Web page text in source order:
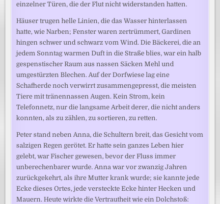
einzelner Türen, die der Flut nicht widerstanden hatten.
Häuser trugen helle Linien, die das Wasser hinterlassen
hatte, wie Narben; Fenster waren zertrümmert, Gardinen
hingen schwer und schwarz vom Wind. Die Bäckerei, die an
jedem Sonntag warmen Duft in die Straße blies, war ein halb
gespenstischer Raum aus nassen Säcken Mehl und
umgestürzten Blechen. Auf der Dorfwiese lag eine
Schafherde noch verwirrt zusammengepresst, die meisten
Tiere mit tränennassen Augen. Kein Strom, kein
Telefonnetz, nur die langsame Arbeit derer, die nicht anders
konnten, als zu zählen, zu sortieren, zu retten.
Peter stand neben Anna, die Schultern breit, das Gesicht vom
salzigen Regen gerötet. Er hatte sein ganzes Leben hier
gelebt, war Fischer gewesen, bevor der Fluss immer
unberechenbarer wurde. Anna war vor zwanzig Jahren
zurückgekehrt, als ihre Mutter krank wurde; sie kannte jede
Ecke dieses Ortes, jede versteckte Ecke hinter Hecken und
Mauern. Heute wirkte die Vertrautheit wie ein Dolchstoß: